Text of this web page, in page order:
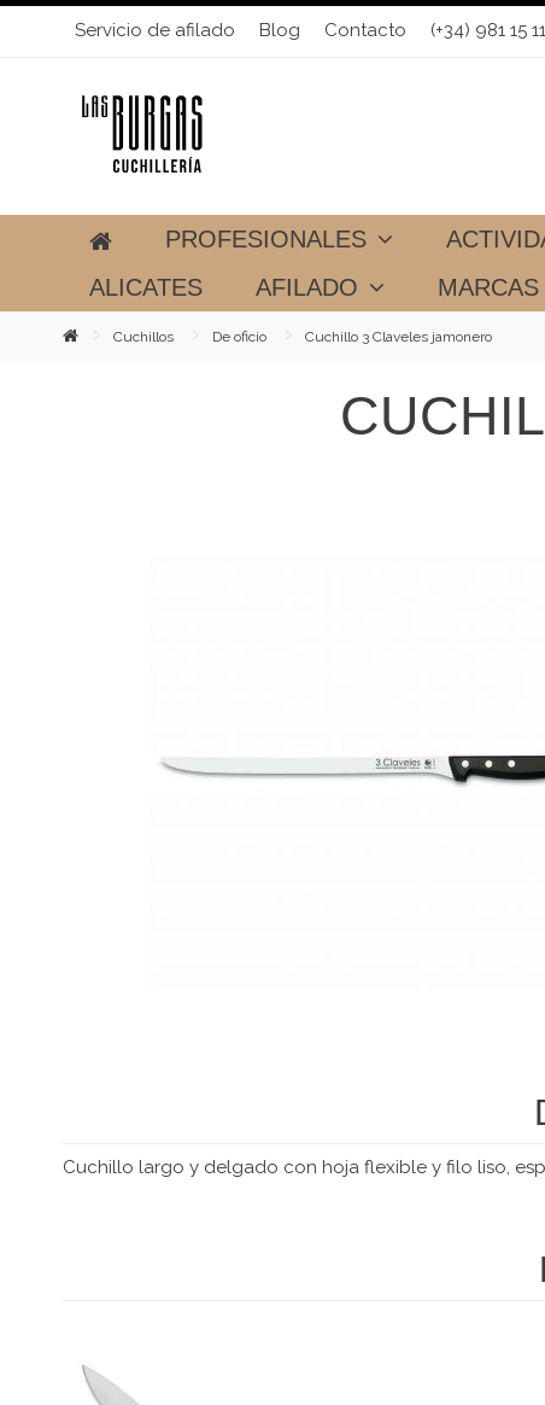
Servicio de afilado Blog Contacto (+34) 981 15
PROFESIONALES
ALICATES
AFILADO MARCAS
Cuchillos De oficio Cuchillo 3 Claveles jamonero
Cuchillo largo y delgado con hoja flexible y filo liso,